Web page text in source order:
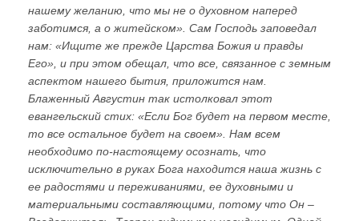
нашему желанию, что мы не о духовном наперед
заботимся, а о житейском». Сам Господь заповедал
нам: «Ищите же прежде Царства Божия и правды
Его», и при этом обещал, что все, связанное с земным
аспектом нашего бытия, приложится нам.
Блаженный Августин так истолковал этот
евангельский стих: «Если Бог будет на первом месте,
то все остальное будет на своем». Нам всем
необходимо по-настоящему осознать, что
исключительно в руках Бога находится наша жизнь с
ее радостями и переживаниями, ее духовными и
материальными составляющими, потому что Он –